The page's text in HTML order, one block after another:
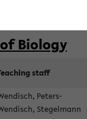
Biology
staff
Peters-
Stegelmann